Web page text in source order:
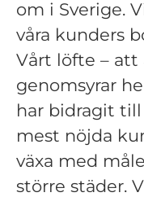
om i Sverige.
våra kunders
Vårt löfte – att
genomsyrar
har bidragit
mest nöjda
växa med
större städer.